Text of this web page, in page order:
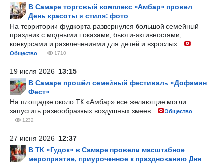
В Самаре торговый комплекс «Амбар» провел
День красоты и стиля: фото
На территории фудкорта развернулся большой семейный
праздник с модными показами, бьюти-активностями,
конкурсами и развлечениями для детей и взрослых.
Общество 1710
19 июля 2026 13:15
В Самаре прошёл семейный фестиваль «Дофамин
Фест»
На площадке около ТК «Амбар» все желающие могли
запустить разнообразных воздушных змеев.
Общество
1232
27 июня 2026 12:37
В ТК «Гудок» в Самаре провели масштабное
мероприятие, приуроченное к празднованию Дня